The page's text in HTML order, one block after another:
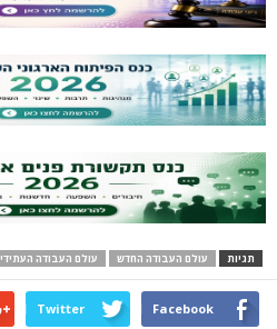
תגיות עולם העבודה החדש עולם העבודה העתידי
Facebook
Twitter